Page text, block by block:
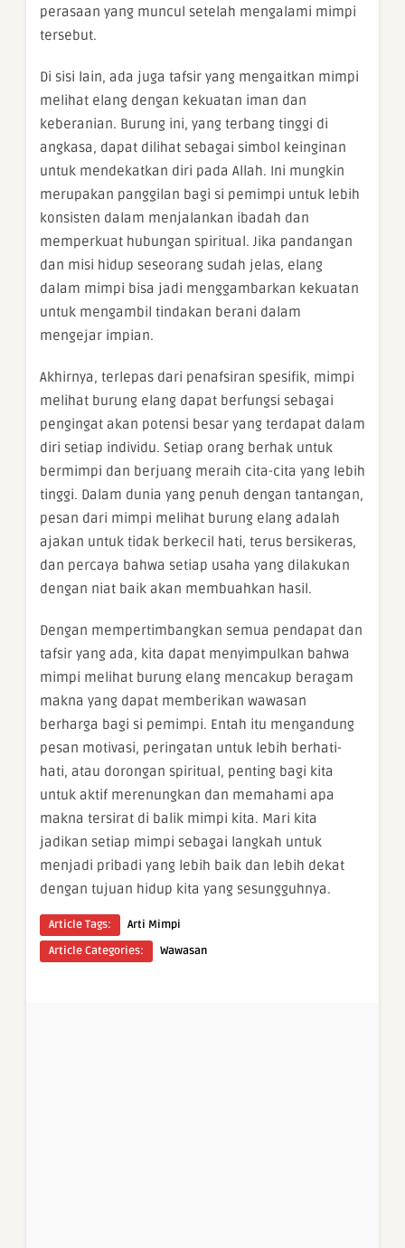
perasaan yang muncul setelah mengalami mimpi
tersebut.
Di sisi lain, ada juga tafsir yang mengaitkan mimpi
melihat elang dengan kekuatan iman dan
keberanian. Burung ini, yang terbang tinggi di
angkasa, dapat dilihat sebagai simbol keinginan
untuk mendekatkan diri pada Allah. Ini mungkin
merupakan panggilan bagi si pemimpi untuk lebih
konsisten dalam menjalankan ibadah dan
memperkuat hubungan spiritual. Jika pandangan
dan misi hidup seseorang sudah jelas, elang
dalam mimpi bisa jadi menggambarkan kekuatan
untuk mengambil tindakan berani dalam
mengejar impian.
Akhirnya, terlepas dari penafsiran spesifik, mimpi
melihat burung elang dapat berfungsi sebagai
pengingat akan potensi besar yang terdapat dalam
diri setiap individu. Setiap orang berhak untuk
bermimpi dan berjuang meraih cita-cita yang lebih
tinggi. Dalam dunia yang penuh dengan tantangan,
pesan dari mimpi melihat burung elang adalah
ajakan untuk tidak berkecil hati, terus bersikeras,
dan percaya bahwa setiap usaha yang dilakukan
dengan niat baik akan membuahkan hasil.
Dengan mempertimbangkan semua pendapat dan
tafsir yang ada, kita dapat menyimpulkan bahwa
mimpi melihat burung elang mencakup beragam
makna yang dapat memberikan wawasan
berharga bagi si pemimpi. Entah itu mengandung
pesan motivasi, peringatan untuk lebih berhati-
hati, atau dorongan spiritual, penting bagi kita
untuk aktif merenungkan dan memahami apa
makna tersirat di balik mimpi kita. Mari kita
jadikan setiap mimpi sebagai langkah untuk
menjadi pribadi yang lebih baik dan lebih dekat
dengan tujuan hidup kita yang sesungguhnya.
Article Tags:
Arti Mimpi
Article Categories:
Wawasan